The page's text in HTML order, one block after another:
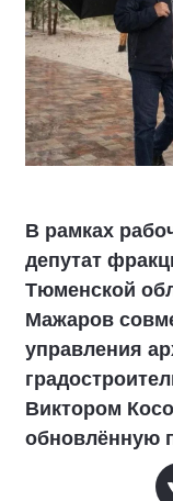
В рамках
депутат
Тюменской
Мажаров
управления
Виктором
обновлённую